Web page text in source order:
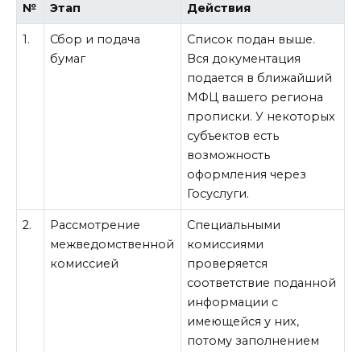
№ Этап Действия
1.
Сбор и подача
бумаг
Список подан выше.
Вся документация
подается в ближайший
МФЦ вашего региона
прописки. У некоторых
субъектов есть
возможность
оформления через
Госуслуги.
2.
Рассмотрение
межведомственной
комиссией
Специальными
комиссиями
проверяется
соответствие поданной
информации с
имеющейся у них,
потому заполнением